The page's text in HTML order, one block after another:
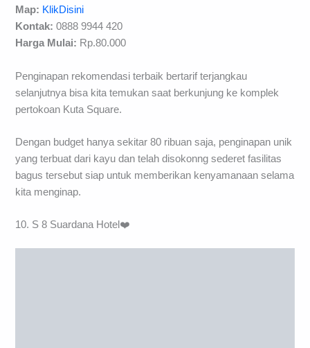
Map: KlikDisini
Kontak: 0888 9944 420
Harga Mulai: Rp.80.000
Penginapan rekomendasi terbaik bertarif terjangkau
selanjutnya bisa kita temukan saat berkunjung ke komplek
pertokoan Kuta Square.
Dengan budget hanya sekitar 80 ribuan saja, penginapan unik
yang terbuat dari kayu dan telah disokonng sederet fasilitas
bagus tersebut siap untuk memberikan kenyamanaan selama
kita menginap.
10. S 8 Suardana Hotel❤️